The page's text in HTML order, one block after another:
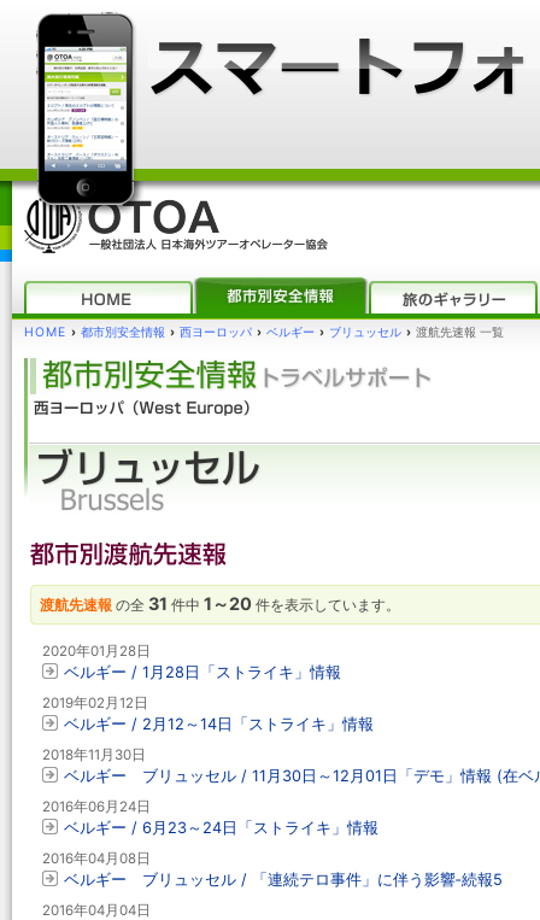
HOME › 都市別安全情報 › 西ヨーロッパ › ベルギー › ブリュッセル › 渡航先速報 一覧
渡航先速報 の全 31 件中 1～20 件を表示しています。
2020年01月28日
ベルギー / 1月28日「ストライキ」情報
2019年02月12日
ベルギー / 2月12～14日「ストライキ」情報
2018年11月30日
ベルギー ブリュッセル / 11月30日～12月01日「デモ」情報 (在ベ
2016年06月24日
ベルギー / 6月23～24日「ストライキ」情報
2016年04月08日
ベルギー ブリュッセル / 「連続テロ事件」に伴う影響‐続報5
2016年04月04日